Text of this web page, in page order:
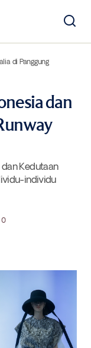
di Panggung
dan
Kedutaan
individu
0